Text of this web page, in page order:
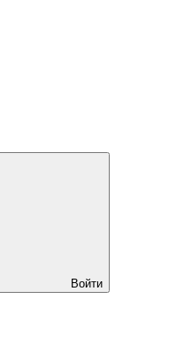
Войти